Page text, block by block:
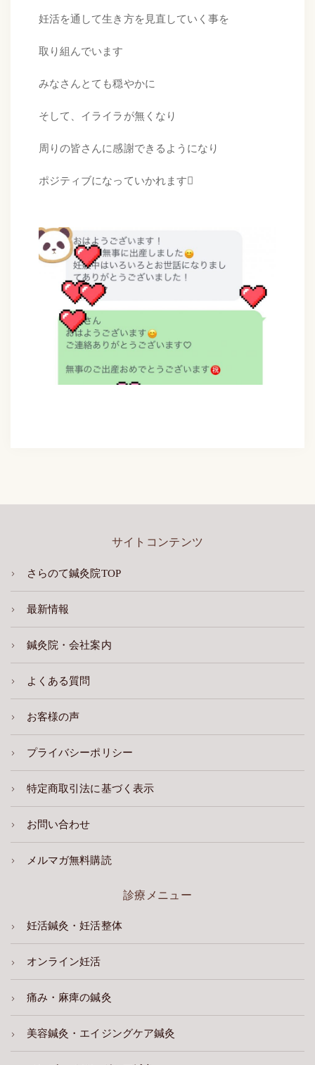
妊活を通して生き方を見直していく事を
取り組んでいます
みなさんとても穏やかに
そして、イライラが無くなり
周りの皆さんに感謝できるようになり
ポジティブになっていかれます
サイトコンテンツ
さらのて鍼灸院TOP
最新情報
鍼灸院・会社案内
よくある質問
お客様の声
プライバシーポリシー
特定商取引法に基づく表示
お問い合わせ
メルマガ無料購読
診療メニュー
妊活鍼灸・妊活整体
オンライン妊活
痛み・麻痺の鍼灸
美容鍼灸・エイジングケア鍼灸